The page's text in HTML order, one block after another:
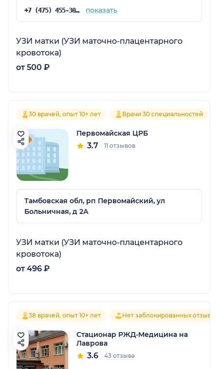
+7 (475) 455-30-18 показать
УЗИ матки (УЗИ маточно-плацентарного
кровотока)
от 500 ₽
30 врачей, опыт 10+ лет Врачи 30 специальностей
Первомайская ЦРБ
3.7 11 отзывов
Тамбовская обл, рп Первомайский, ул
Больничная, д 2А
УЗИ матки (УЗИ маточно-плацентарного
кровотока)
от 496 ₽
38 врачей, опыт 10+ лет Нет заблокированных отзывов
Стационар РЖД-Медицина на
Лаврова
3.6 43 отзыва